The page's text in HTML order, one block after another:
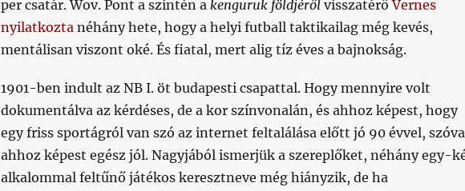
per csatár. Wov. Pont a szintén a kenguruk földjéről visszatérőVernes
nyilatkoztanéhány hete, hogy a helyi futball taktikailag még kevés,
mentálisan viszont oké. És fiatal, mert alig tíz éves a bajnokság.
1901-ben indult az NB I. öt budapesti csapattal. Hogy mennyire volt
dokumentálva az kérdéses, de a kor színvonalán, és ahhoz képest, hogy
egy friss sportágról van szó az internet feltalálása előtt jó 90 évvel,
ahhoz képest egész jól. Nagyjából ismerjük a szereplőket, néhány egy-
alkalommal feltűnő játékos keresztneve még hiányzik, de ha